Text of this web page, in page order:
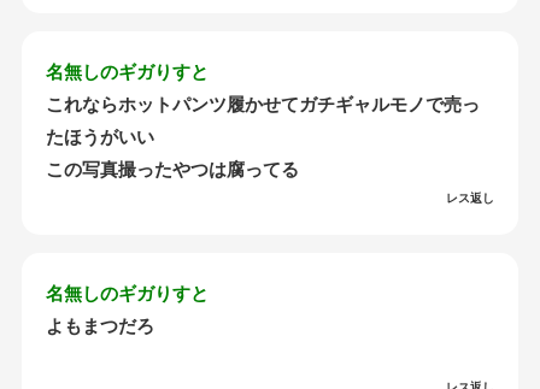
名無しのギガりすと
これならホットパンツ履かせてガチギャルモノで売っ
たほうがいい
この写真撮ったやつは腐ってる
レス返し
名無しのギガりすと
よもまつだろ